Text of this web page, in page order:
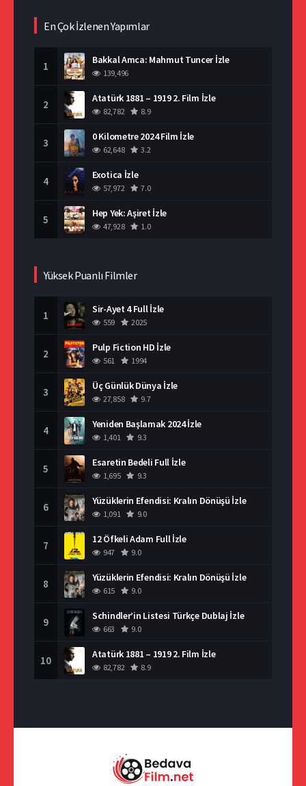
En Çok İzlenen Yapımlar
1 Bakkal Amca: Mahmut Tuncer İzle
139,496
2 Atatürk 1881 – 1919 2. Film İzle
82,782 8.9
3 0 Kilometre 2024 Film İzle
62,648 3.2
4 Exotica İzle
57,972 7.0
5 Hep Yek: Aşiret İzle
47,928 1.0
Yüksek Puanlı Filmler
1 Sir-Ayet 4 Full İzle
559 2025
2 Pulp Fiction HD İzle
561 1994
3 Üç Günlük Dünya İzle
27,858 9.7
4 Yeniden Başlamak 2024 İzle
1,401 9.3
5 Esaretin Bedeli Full İzle
1,695 9.3
6 Yüzüklerin Efendisi: Kralın Dönüşü İzle
1,091 9.0
7 12 Öfkeli Adam Full İzle
947 9.0
8 Yüzüklerin Efendisi: Kralın Dönüşü İzle
615 9.0
9 Schindler’in Listesi Türkçe Dublaj İzle
663 9.0
10 Atatürk 1881 – 1919 2. Film İzle
82,782 8.9